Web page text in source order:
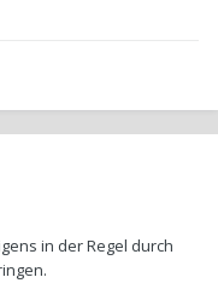
in der Regel durch